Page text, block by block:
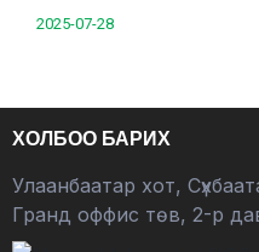
2025-07-28
ХОЛБОО БАРИХ
Улаанбаатар хот,
Гранд оффис төв, 2-р